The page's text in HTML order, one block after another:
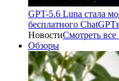
GPT-5.6 Luna стала
бесплатного ChatGPT
НовостиСмотреть
Обзоры